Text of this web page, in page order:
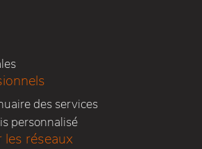
des services
personnalisé
réseaux